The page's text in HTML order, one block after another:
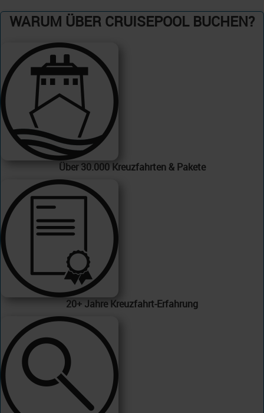
WARUM ÜBER CRUISEPOOL BUCHEN?
Über 30.000 Kreuzfahrten & Pakete
20+ Jahre Kreuzfahrt-Erfahrung